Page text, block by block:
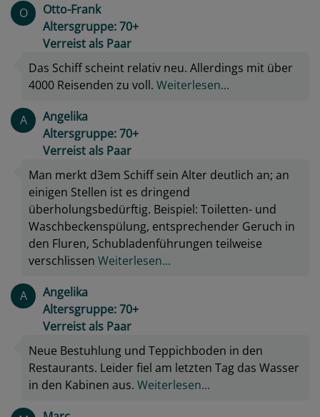
O
Otto-Frank
Altersgruppe: 70+
Verreist als Paar
Das Schiff scheint relativ neu. Allerdings mit über
4000 Reisenden zu voll. Weiterlesen...
A
Angelika
Altersgruppe: 70+
Verreist als Paar
Man merkt d3em Schiff sein Alter deutlich an; an
einigen Stellen ist es dringend
überholungsbedürftig. Beispiel: Toiletten- und
Waschbeckenspülung, entsprechender Geruch in
den Fluren, Schubladenführungen teilweise
verschlissen Weiterlesen...
A
Angelika
Altersgruppe: 70+
Verreist als Paar
Neue Bestuhlung und Teppichboden in den
Restaurants. Leider fiel am letzten Tag das Wasser
in den Kabinen aus. Weiterlesen...